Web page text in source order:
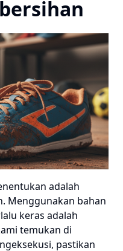
adalah
Menggunakan bahan
keras adalah
temukan di
pastikan